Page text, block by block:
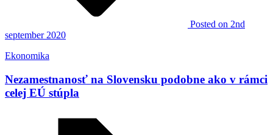
Posted on 2nd
september 2020
Ekonomika
Nezamestnanosť na Slovensku podobne ako v rámci
celej EÚ stúpla